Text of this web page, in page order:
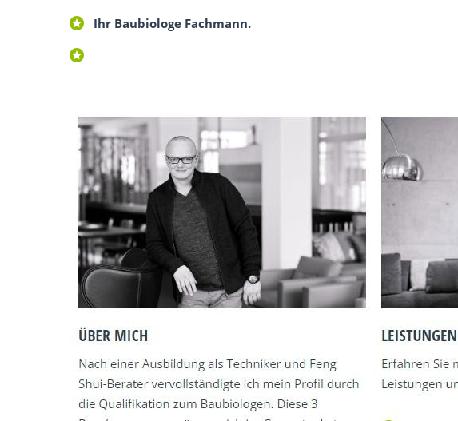
Ihr Baubiologe Fachmann.